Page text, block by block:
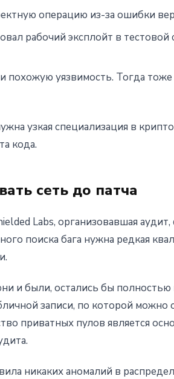
операцию из-за ошибки
рабочий эксплойт в
похожую уязвимость. Тогда
узкая специализация в
кода.
сеть до патча
Labs, организовавшая
поиска бага нужна редкая
и были, остались бы
записи, по которой
приватных пулов является
никаких аномалий в